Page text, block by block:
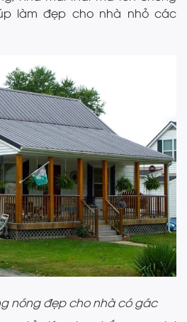
làm đẹp cho nhà nhỏ các
nóng đẹp cho nhà có gác